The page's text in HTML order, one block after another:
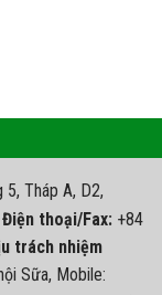
5, Tháp A, D2,
Điện thoại/Fax: +84
trách nhiệm
Sữa, Mobile: